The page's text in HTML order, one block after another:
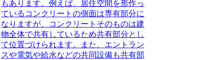
もあります。例えば、居住空間を形作っ
ているコンクリートの側面は専有部分に
なりますが、コンクリートそのものは建
物全体で共有しているため共有部分とし
て位置づけられます。また、エントラン
スや電気や給水などの共同設備も共有部